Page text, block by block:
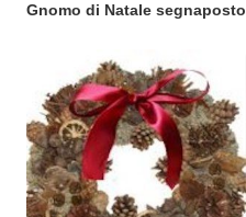
Gnomo di Natale segnaposto